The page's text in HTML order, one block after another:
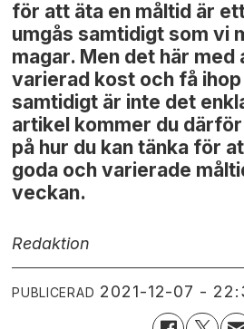
för att äta en måltid är
umgås samtidigt som vi
magar. Men det här med
varierad kost och få
samtidigt är inte det
artikel kommer du
på hur du kan tänka för
goda och varierade
veckan.
Redaktion
PUBLICERAD 2021-12-07 -